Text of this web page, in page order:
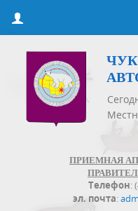
ПРИЕМНАЯ
Телефон:
эл. почта: